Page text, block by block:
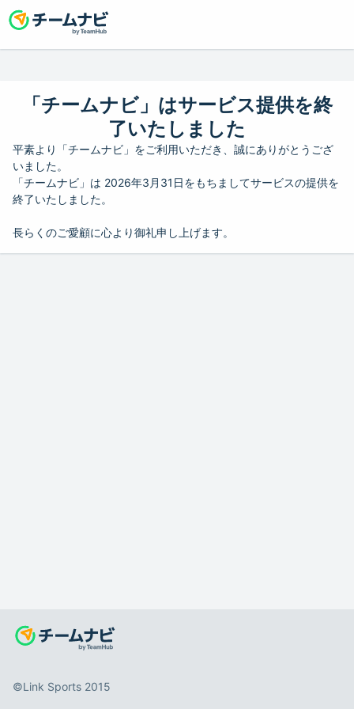
「チームナビ」はサービス提供を終
了いたしました
平素より「チームナビ」をご利用いただき、誠にありがとうござ
いました。
「チームナビ」は 2026年3月31日をもちましてサービスの提供を
終了いたしました。
長らくのご愛顧に心より御礼申し上げます。
©️Link Sports 2015